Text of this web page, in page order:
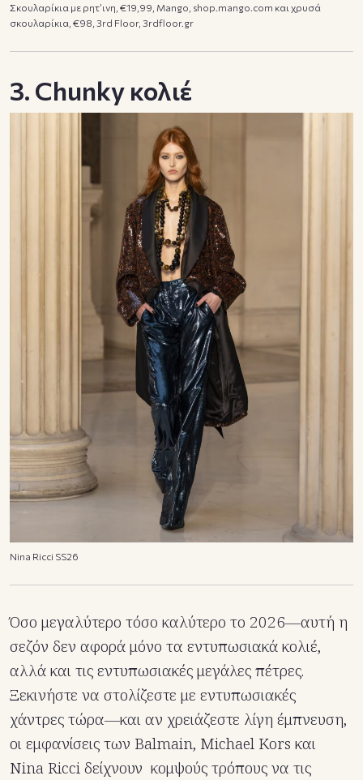
Σκουλαρίκια με ρητ’ινη, €19,99, Mango, shop.mango.com και χρυσά
σκουλαρίκια, €98, 3rd Floor, 3rdfloor.gr
3. Chunky κολιέ
Nina Ricci SS26
Όσο μεγαλύτερο τόσο καλύτερο το 2026—αυτή η
σεζόν δεν αφορά μόνο τα εντυπωσιακά κολιέ,
αλλά και τις εντυπωσιακές μεγάλες πέτρες.
Ξεκινήστε να στολίζεστε με εντυπωσιακές
χάντρες τώρα—και αν χρειάζεστε λίγη έμπνευση,
οι εμφανίσεις των Balmain, Michael Kors και
Nina Ricci δείχνουν κομψούς τρόπους να τις